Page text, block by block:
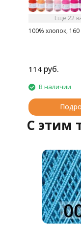
Ещё 22
100% хлопок, 160
114 руб.
В наличии
C этим